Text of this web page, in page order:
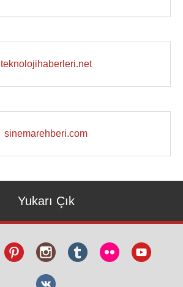
teknolojihaberleri.net
sinemarehberi.com
Yukarı Çık